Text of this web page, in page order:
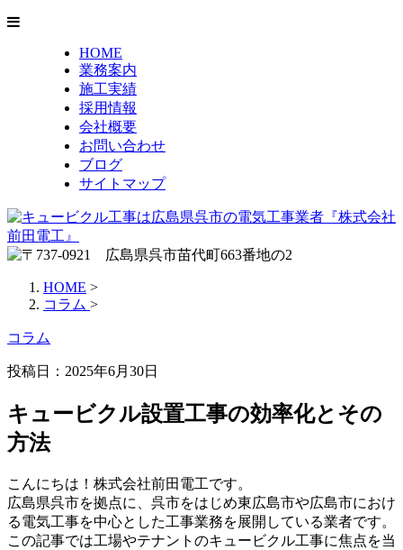
HOME
業務案内
施工実績
採用情報
会社概要
お問い合わせ
ブログ
サイトマップ
HOME >
コラム >
コラム
投稿日： 2025年6月30日
キュービクル設置工事の効率化とその
方法
こんにちは！株式会社前田電工です。
広島県呉市を拠点に、呉市をはじめ東広島市や広島市におけ
る電気工事を中心とした工事業務を展開している業者です。
この記事では工場やテナントのキュービクル工事に焦点を当